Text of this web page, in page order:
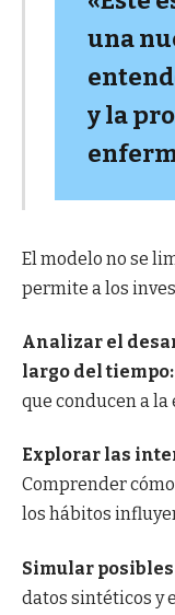
una
y la
El modelo no se
permite a los
Analizar el
largo del tiempo:
que conducen a
Explorar las
Comprender
los hábitos
Simular
datos sintéticos y